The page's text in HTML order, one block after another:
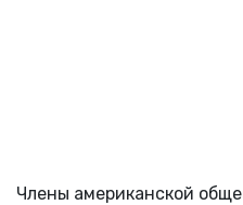
Члены американской